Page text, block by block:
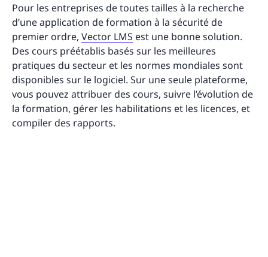
Pour les entreprises de toutes tailles à la recherche
d’une application de formation à la sécurité de
premier ordre, Vector LMS est une bonne solution.
Des cours préétablis basés sur les meilleures
pratiques du secteur et les normes mondiales sont
disponibles sur le logiciel. Sur une seule plateforme,
vous pouvez attribuer des cours, suivre l’évolution de
la formation, gérer les habilitations et les licences, et
compiler des rapports.